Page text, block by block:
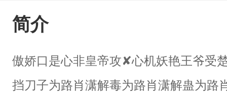
简介
傲娇口是心非皇帝攻✘心机妖艳王爷受
挡刀子为路肖潇解毒为路肖潇解蛊为路